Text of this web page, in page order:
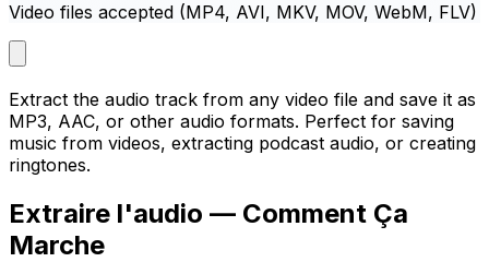
Video files accepted (MP4, AVI, MKV, MOV, WebM, FLV)
Extract the audio track from any video file and save it as
MP3, AAC, or other audio formats. Perfect for saving
music from videos, extracting podcast audio, or creating
ringtones.
Extraire l'audio — Comment Ça
Marche